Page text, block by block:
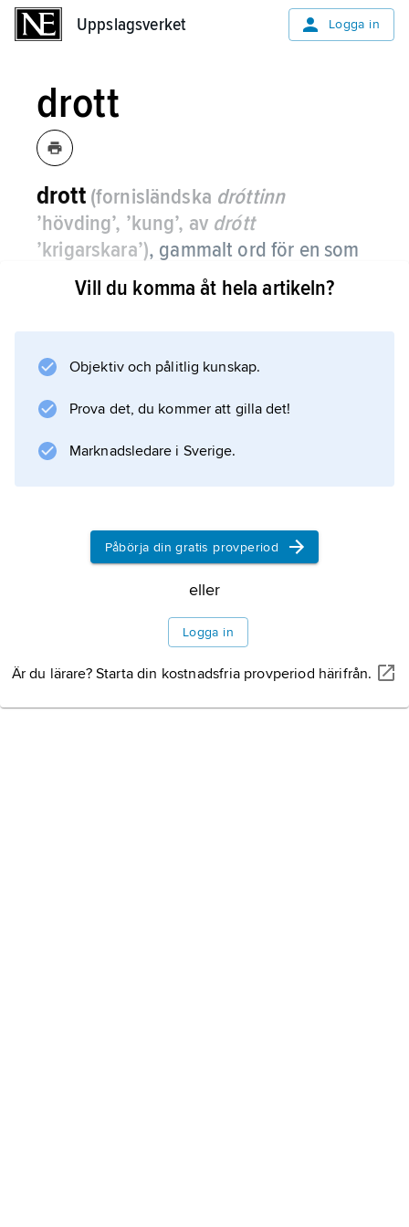
Uppslagsverket Logga in
drott
drott (fornisländska dróttinn
’hövding’, ’kung’, av drótt
’krigarskara’), gammalt ord för en som
har hird, dvs. en kung eller furste.
’person som äger stora markområden’,
fornsvenskan även om Gud och Kristus; i
denna betydelse ingår det t.ex. i
Drottensgatan
Information om artikeln
Vill du komma åt hela artikeln?
Objektiv och pålitlig kunskap.
Prova det, du kommer att gilla det!
Marknadsledare i Sverige.
Påbörja din gratis provperiod
eller
Logga in
Är du lärare? Starta din kostnadsfria provperiod härifrån.